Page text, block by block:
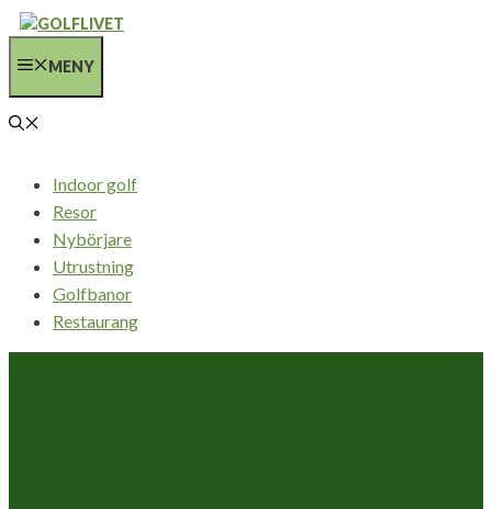
Hoppa
innehållMENY
Indoor golf
Resor
Nybörjare
Utrustning
Golfbanor
Restaurang